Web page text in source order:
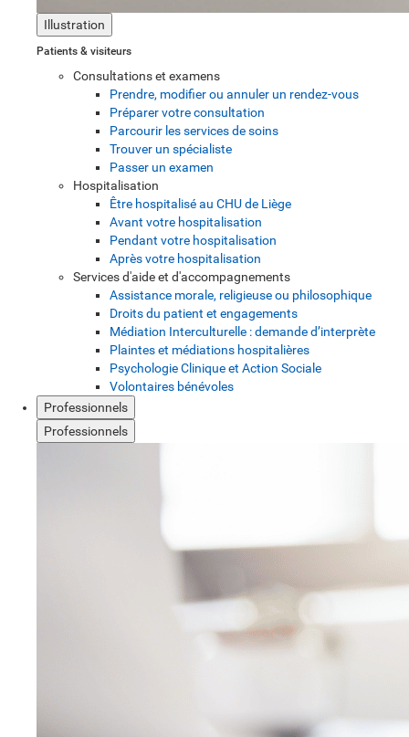
Illustration
Patients & visiteurs
Consultations et examens
Prendre, modifier ou annuler un rendez-vous
Préparer votre consultation
Parcourir les services de soins
Trouver un spécialiste
Passer un examen
Hospitalisation
Être hospitalisé au CHU de Liège
Avant votre hospitalisation
Pendant votre hospitalisation
Après votre hospitalisation
Services d'aide et d'accompagnements
Assistance morale, religieuse ou philosophique
Droits du patient et engagements
Médiation Interculturelle : demande d’interprète
Plaintes et médiations hospitalières
Psychologie Clinique et Action Sociale
Volontaires bénévoles
Professionnels
Professionnels